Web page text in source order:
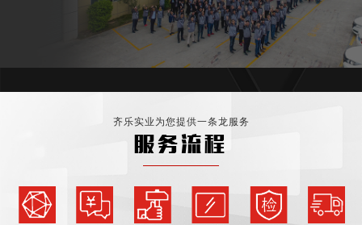
齐乐实业为您提供一条龙服务
服务流程